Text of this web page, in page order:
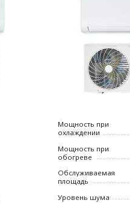
Мощность при
охлаждении
Мощность при
обогреве
Обслуживаемая
площадь
Уровень шума